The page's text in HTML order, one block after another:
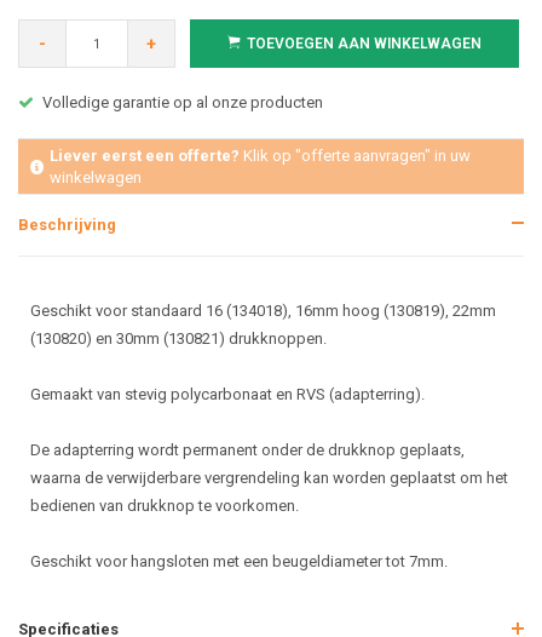
- + TOEVOEGEN AAN WINKELWAGEN
Volledige garantie op al onze producten
Liever eerst een offerte? Klik op "offerte aanvragen" in uw
winkelwagen
Beschrijving
Geschikt voor standaard 16 (134018), 16mm hoog (130819), 22mm
(130820) en 30mm (130821) drukknoppen.
Gemaakt van stevig polycarbonaat en RVS (adapterring).
De adapterring wordt permanent onder de drukknop geplaats,
waarna de verwijderbare vergrendeling kan worden geplaatst om het
bedienen van drukknop te voorkomen.
Geschikt voor hangsloten met een beugeldiameter tot 7mm.
Specificaties